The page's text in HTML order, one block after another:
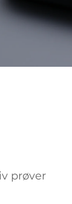
prøver